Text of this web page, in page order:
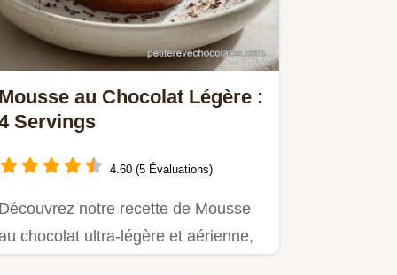
au Chocolat Légère :
Servings
4.60 (5 Évaluations)
notre recette de Mousse
chocolat ultra-légère et aérienne,